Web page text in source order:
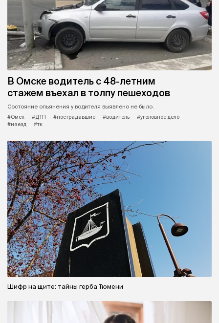
В Омске водитель с 48-летним
стажем въехал в толпу пешеходов
Состояние опьянения у водителя выявлено не было.
#Омск
#ДТП #пострадавшие #водитель
#уголовное дело
#наезд
#тк
Шифр на щите: тайны герба Тюмени